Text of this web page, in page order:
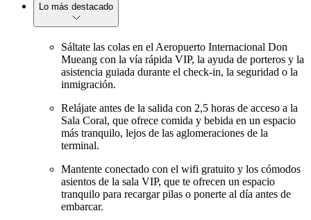
Lo más destacado
Sáltate las colas en el Aeropuerto Internacional Don
Mueang con la vía rápida VIP, la ayuda de porteros y la
asistencia guiada durante el check-in, la seguridad o la
inmigración.
Relájate antes de la salida con 2,5 horas de acceso a la
Sala Coral, que ofrece comida y bebida en un espacio
más tranquilo, lejos de las aglomeraciones de la
terminal.
Mantente conectado con el wifi gratuito y los cómodos
asientos de la sala VIP, que te ofrecen un espacio
tranquilo para recargar pilas o ponerte al día antes de
embarcar.